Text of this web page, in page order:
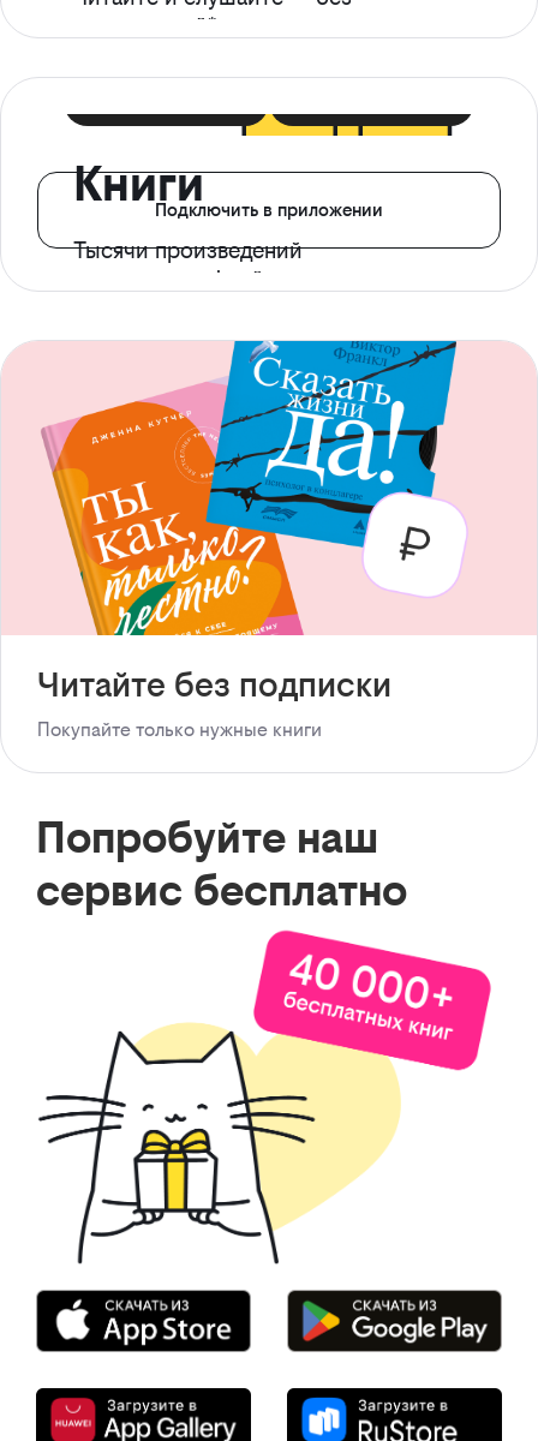
ограничений*
Книги
Тысячи произведений
с доступом офлайн
Подключить в приложении
Читайте без подписки
Покупайте только нужные книги
Попробуйте наш
сервис бесплатно